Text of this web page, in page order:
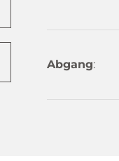
Abgang: